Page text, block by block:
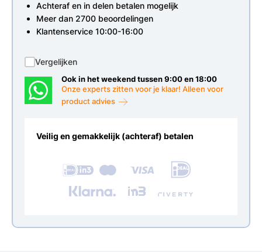
Achteraf en in delen betalen mogelijk
Meer dan 2700 beoordelingen
Klantenservice 10:00-16:00
Vergelijken
Ook in het weekend tussen 9:00 en 18:00
Onze experts zitten voor je klaar! Alleen voor
product advies
Veilig en gemakkelijk (achteraf) betalen